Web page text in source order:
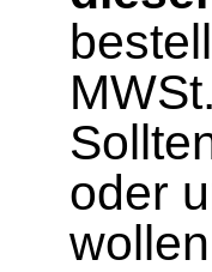
oder